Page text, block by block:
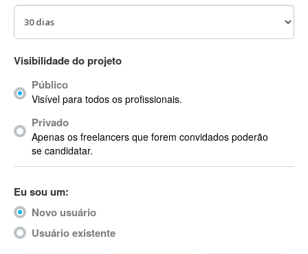
ACID Pro
ACPI
Acrobat
Acrobat X
Acronis
ACT
Actimize
ActionScript
ActionScript 3
Visibilidade do projeto
Público
Visível para todos os profissionais.
Privado
Apenas os freelancers que forem convidados poderão
se candidatar.
Eu sou um:
Novo usuário
Usuário existente